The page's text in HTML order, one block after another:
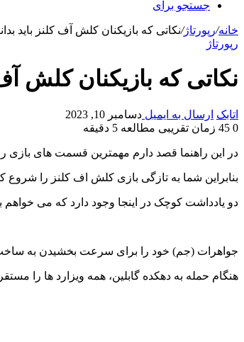
جستجو برای
خانه/رپورتاژ/نکاتی که بازیکنان کلش آف کلنز باید
رپورتاژ
نکاتی که بازیکنان کلش آف
اتابک ارسال به ایمیل دسامبر 10, 2023
0
زمان تقریبی مطالعه 5 دقیقه
در این راهنما قصد دارم مهمترین قسمت های بازی
بنابراین شما به تازگی بازی کلش اف کلنز را شروع
دو یادداشت کوچک در اینجا وجود دارد که می خواهم
جواهرات (جم) خود را برای سرعت بخشیدن به ساخت
هنگام حمله به دهکده گابلین، همه ویزارد ها را